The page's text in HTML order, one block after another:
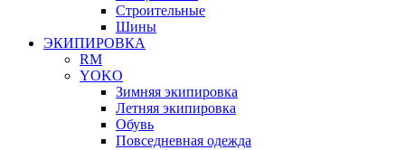
Строительные
Шины
ЭКИПИРОВКА
RM
YOKO
Зимняя экипировка
Летняя экипировка
Обувь
Повседневная одежда